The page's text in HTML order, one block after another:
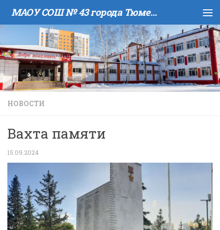
Skip to content МАОУ COШ № 43 города Тюмени имени В.И. Муравленко
НОВОСТИ
Вахта памяти
15.09.2024